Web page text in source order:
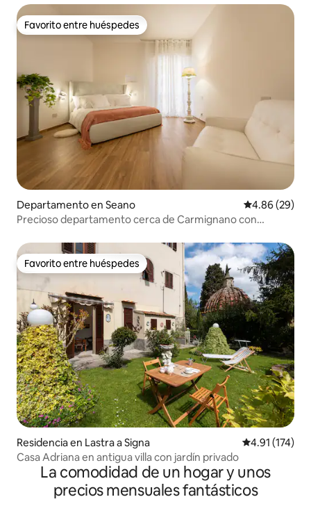
Favorito entre huéspedes
Favorito entre huéspedes
Departamento en Seano Calificación
4.86 (29)
Precioso departamento cerca de Carmignano con
Favorito entre huéspedes
Favorito entre huéspedes
Residencia en Lastra a Signa Calificación
4.91 (174)
Casa Adriana en antigua villa con jardín privado
La comodidad de un hogar y unos
precios mensuales fantásticos